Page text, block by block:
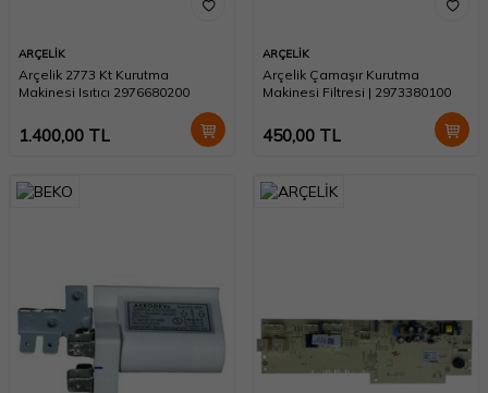
ARÇELİK
Arçelik 2773 Kt Kurutma
Makinesi Isıtıcı 2976680200
1.400,00 TL
ARÇELİK
Arçelik Çamaşır Kurutma
Makinesi Filtresi | 2973380100
450,00 TL